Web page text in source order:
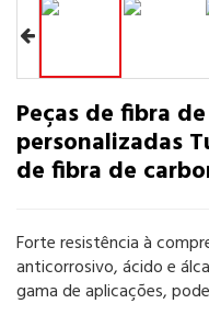
Peças de fibra
personalizadas
de fibra de
Forte resistência à
anticorrosivo, ácido e
gama de aplicações,